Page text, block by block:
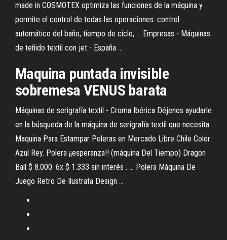
made in COSMOTEX optimiza las funciones de la máquina y
permite el control de todas las operaciones: control
automático del baño, tiempo de ciclo, ... Empresas - Máquinas
de teñido textil con jet - España ...
Maquina puntada invisible
sobremesa VENUS barata
Máquinas de serigrafía textil - Croma Ibérica Déjenos ayudarle
en la búsqueda de la máquina de serigrafía textil que necesita.
Maquina Para Estampar Poleras en Mercado Libre Chile Color:
Azul Rey. Polera ¡¡esperanza!! (máquina Del Tiempo) Dragon
Ball $ 8.000. 6x $ 1.333 sin interés . ... Polera Máquina De
Juego Retro De Ilustrata Design ...